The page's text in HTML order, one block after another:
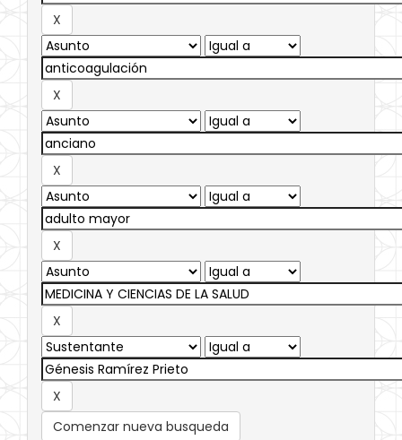
Comenzar nueva busqueda